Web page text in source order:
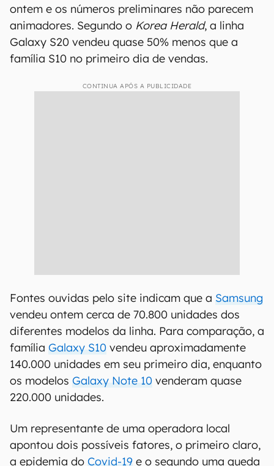
ontem e os números preliminares não parecem
animadores. Segundo o Korea Herald, a linha
Galaxy S20 vendeu quase 50% menos que a
família S10 no primeiro dia de vendas.
CONTINUA APÓS A PUBLICIDADE
Fontes ouvidas pelo site indicam que a Samsung
vendeu ontem cerca de 70.800 unidades dos
diferentes modelos da linha. Para comparação, a
família Galaxy S10 vendeu aproximadamente
140.000 unidades em seu primeiro dia, enquanto
os modelos Galaxy Note 10 venderam quase
220.000 unidades.
Um representante de uma operadora local
apontou dois possíveis fatores, o primeiro claro,
a epidemia do Covid-19 e o segundo uma queda